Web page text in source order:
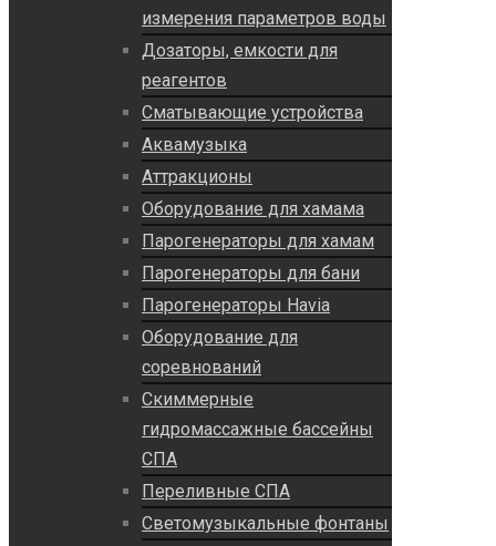
измерения параметров воды
Дозаторы, емкости для
реагентов
Сматывающие устройства
Аквамузыка
Аттракционы
Оборудование для хамама
Парогенераторы для хамам
Парогенераторы для бани
Парогенераторы Havia
Оборудование для
соревнований
Скиммерные
гидромассажные бассейны
СПА
Переливные СПА
Светомузыкальные фонтаны